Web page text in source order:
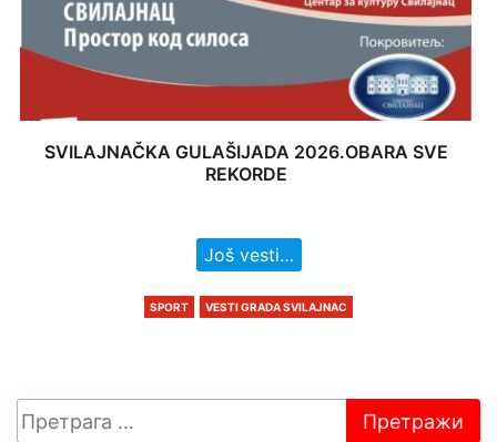
SVILAJNAČKA GULAŠIJADA 2026.OBARA SVE
REKORDE
Još vesti…
SPORT VESTI GRADA SVILAJNAC